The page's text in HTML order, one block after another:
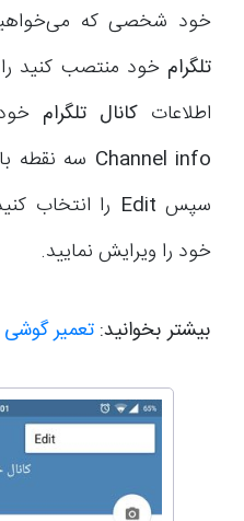
خود شخصی که
تلگرام خود منتصب کنید
اطلاعاتکانال تلگرام
Channel info سه نقطه
سپس Edit را انتخاب
خود را ویرایش نمایید.
بیشتر بخوانید: تعمیر